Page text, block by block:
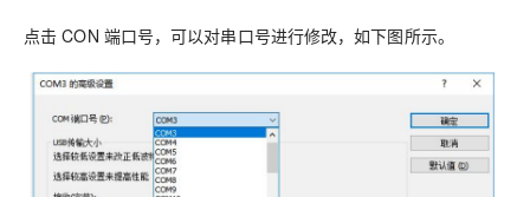
点击 CON 端口号，可以对串口号进行修改，如下图所示。